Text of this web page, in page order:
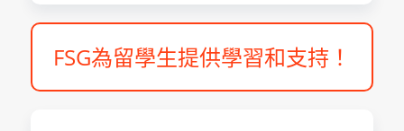
FSG為留學生提供學習和支持！